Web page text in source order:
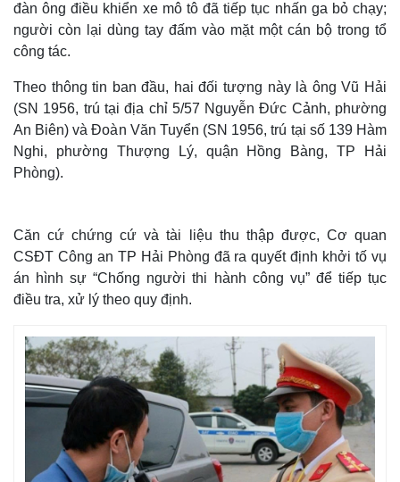
Thế giới
Multimedia
đàn ông điều khiển xe mô tô đã tiếp tục nhấn ga bỏ chạy;
người còn lại dùng tay đấm vào mặt một cán bộ trong tổ
công tác.
Theo thông tin ban đầu, hai đối tượng này là ông Vũ Hải
(SN 1956, trú tại địa chỉ 5/57 Nguyễn Đức Cảnh, phường
An Biên) và Đoàn Văn Tuyển (SN 1956, trú tại số 139 Hàm
Nghi, phường Thượng Lý, quận Hồng Bàng, TP Hải
Phòng).
Căn cứ chứng cứ và tài liệu thu thập được, Cơ quan
CSĐT Công an TP Hải Phòng đã ra quyết định khởi tố vụ
án hình sự “Chống người thi hành công vụ” để tiếp tục
điều tra, xử lý theo quy định.